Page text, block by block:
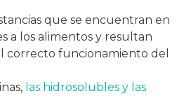
que se encuentran en
a los alimentos y resultan
correcto funcionamiento del
las hidrosolubles y las